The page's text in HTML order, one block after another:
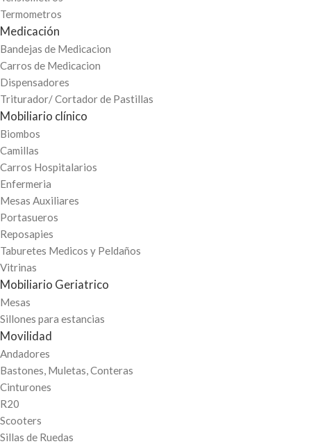
Termometros
Medicación
Bandejas de Medicacion
Carros de Medicacion
Dispensadores
Triturador/ Cortador de Pastillas
Mobiliario clínico
Biombos
Camillas
Carros Hospitalarios
Enfermeria
Mesas Auxiliares
Portasueros
Reposapies
Taburetes Medicos y Peldaños
Vitrinas
Mobiliario Geriatrico
Mesas
Sillones para estancias
Movilidad
Andadores
Bastones, Muletas, Conteras
Cinturones
R20
Scooters
Sillas de Ruedas